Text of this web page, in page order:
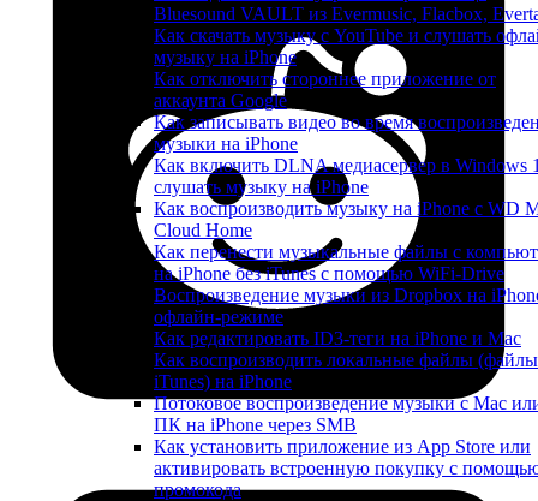
Bluesound VAULT из Evermusic, Flacbox,
Как скачать музыку с YouTube и слушать
музыку на iPhone
Как отключить стороннее приложение от
аккаунта Google
Как записывать видео во время
музыки на iPhone
Как включить DLNA медиасервер в Windows
слушать музыку на iPhone
Как воспроизводить музыку на iPhone с WD
Cloud Home
Как перенести музыкальные файлы с
на iPhone без iTunes с помощью WiFi-Drive
Воспроизведение музыки из Dropbox на
офлайн-режиме
Как редактировать ID3-теги на iPhone и Mac
Как воспроизводить локальные файлы (файлы
iTunes) на iPhone
Потоковое воспроизведение музыки с Mac
ПК на iPhone через SMB
Как установить приложение из App Store или
активировать встроенную покупку с
промокода